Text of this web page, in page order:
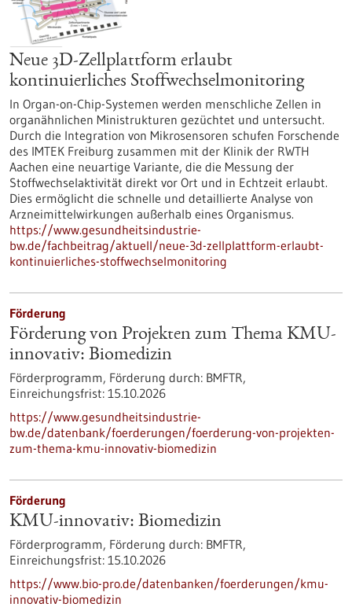
Neue 3D-Zellplattform erlaubt
kontinuierliches Stoffwechselmonitoring
In Organ-on-Chip-Systemen werden menschliche Zellen in
organähnlichen Ministrukturen gezüchtet und untersucht.
Durch die Integration von Mikrosensoren schufen Forschende
des IMTEK Freiburg zusammen mit der Klinik der RWTH
Aachen eine neuartige Variante, die die Messung der
Stoffwechselaktivität direkt vor Ort und in Echtzeit erlaubt.
Dies ermöglicht die schnelle und detaillierte Analyse von
Arzneimittelwirkungen außerhalb eines Organismus.
https://www.gesundheitsindustrie-
bw.de/fachbeitrag/aktuell/neue-3d-zellplattform-erlaubt-
kontinuierliches-stoffwechselmonitoring
Förderung
Förderung von Projekten zum Thema KMU-
innovativ: Biomedizin
Förderprogramm, Förderung durch: BMFTR,
Einreichungsfrist: 15.10.2026
https://www.gesundheitsindustrie-
bw.de/datenbank/foerderungen/foerderung-von-projekten-
zum-thema-kmu-innovativ-biomedizin
Förderung
KMU-innovativ: Biomedizin
Förderprogramm, Förderung durch: BMFTR,
Einreichungsfrist: 15.10.2026
https://www.bio-pro.de/datenbanken/foerderungen/kmu-
innovativ-biomedizin